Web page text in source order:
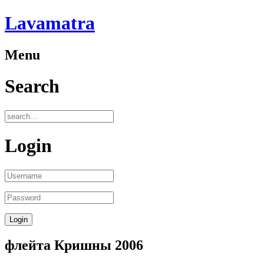
Lavamatra
Menu
Search
Login
флейта Кришны 2006